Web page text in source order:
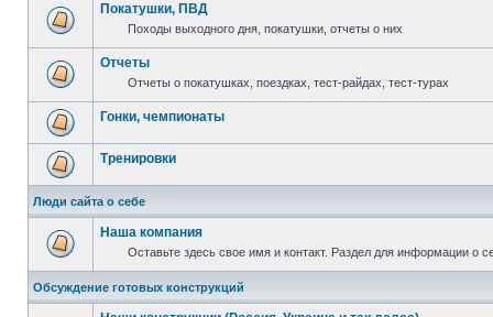
Покатушки, ПВД
Походы выходного дня, покатушки, отчеты о них
Отчеты
Отчеты о покатушках, поездках, тест-райдах, тест-турах
Гонки, чемпионаты
Тренировки
Люди сайта о себе
Наша компания
Оставьте здесь свое имя и контакт. Раздел для информации о
Обсуждение готовых конструкций